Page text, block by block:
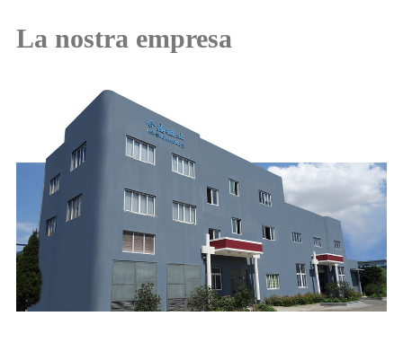
La nostra empresa